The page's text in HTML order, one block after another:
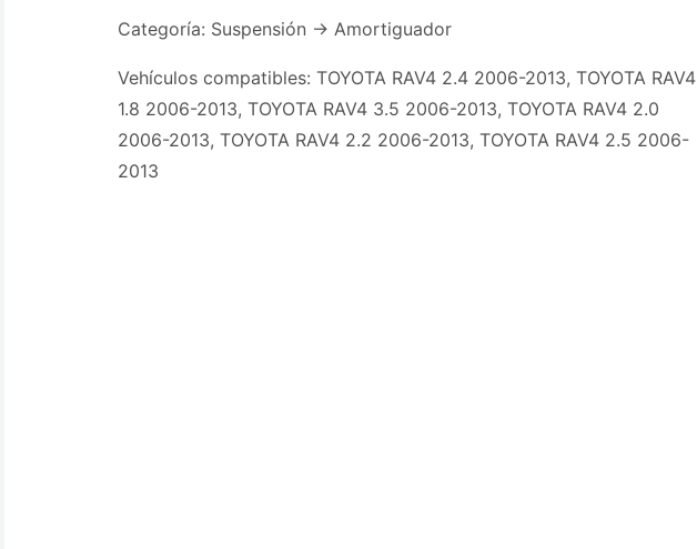
Categoría: Suspensión -> Amortiguador
Vehículos compatibles: TOYOTA RAV4 2.4 2006-2013, TOYOTA RAV4
1.8 2006-2013, TOYOTA RAV4 3.5 2006-2013, TOYOTA RAV4 2.0
2006-2013, TOYOTA RAV4 2.2 2006-2013, TOYOTA RAV4 2.5 2006-
2013